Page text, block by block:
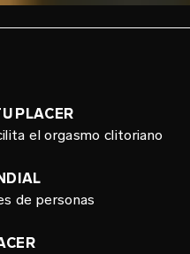
PLACER
el orgasmo clitoriano
de personas